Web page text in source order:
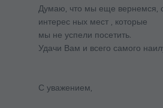
Думаю, что мы еще вернемся,
интерес ных мест , которые
мы не успели посетить.
Удачи Вам и всего самого
С уважением,